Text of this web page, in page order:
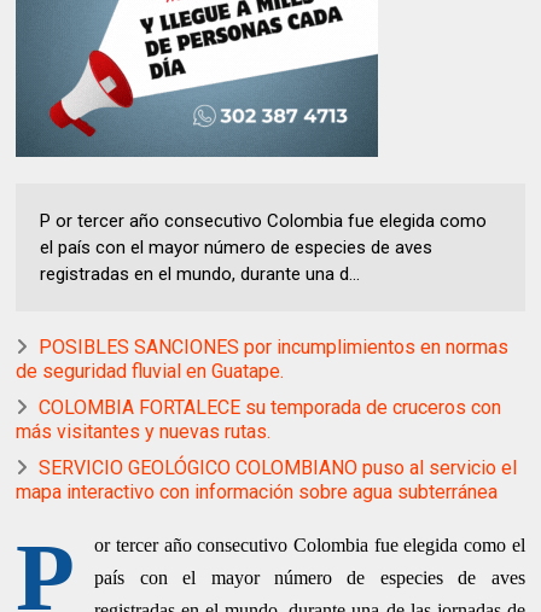
P or tercer año consecutivo Colombia fue elegida como
el país con el mayor número de especies de aves
registradas en el mundo, durante una d...
POSIBLES SANCIONES por incumplimientos en normas
de seguridad fluvial en Guatape.
COLOMBIA FORTALECE su temporada de cruceros con
más visitantes y nuevas rutas.
SERVICIO GEOLÓGICO COLOMBIANO puso al servicio el
mapa interactivo con información sobre agua subterránea
P
or tercer año consecutivo Colombia fue elegida como el
país con el mayor número de especies de aves